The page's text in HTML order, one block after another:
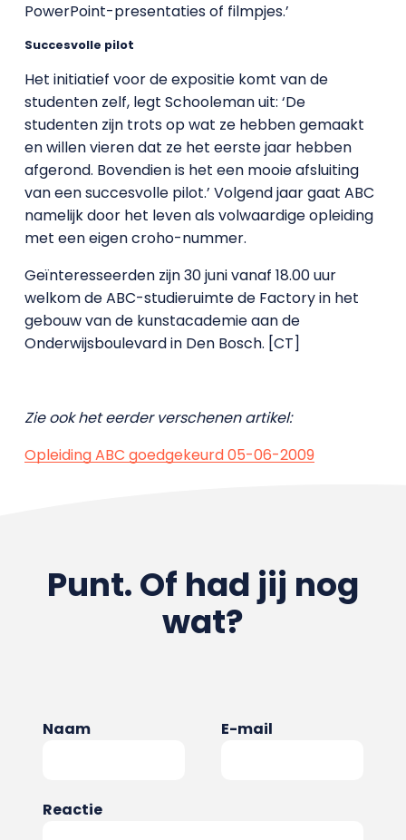
PowerPoint-presentaties of filmpjes.’
Succesvolle pilot
Het initiatief voor de expositie komt van de
studenten zelf, legt Schooleman uit: ‘De
studenten zijn trots op wat ze hebben gemaakt
en willen vieren dat ze het eerste jaar hebben
afgerond. Bovendien is het een mooie afsluiting
van een succesvolle pilot.’ Volgend jaar gaat ABC
namelijk door het leven als volwaardige opleiding
met een eigen croho-nummer.
Geïnteresseerden zijn 30 juni vanaf 18.00 uur
welkom de ABC-studieruimte de Factory in het
gebouw van de kunstacademie aan de
Onderwijsboulevard in Den Bosch. [CT]
Zie ook het eerder verschenen artikel:
Opleiding ABC goedgekeurd 05-06-2009
Punt. Of had jij nog
wat?
Naam E-mail
Reactie